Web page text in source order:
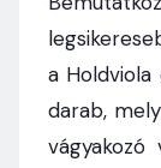
a Holdviola
darab,
vágyakozó